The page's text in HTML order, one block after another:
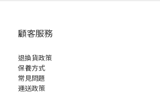
顧客服務
退換貨政策
保養方式
常見問題
運送政策